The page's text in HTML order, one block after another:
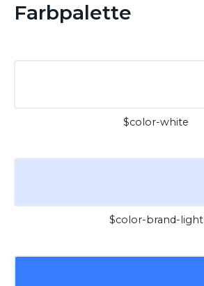
Farbpalette
$color-white
$color-brand-light